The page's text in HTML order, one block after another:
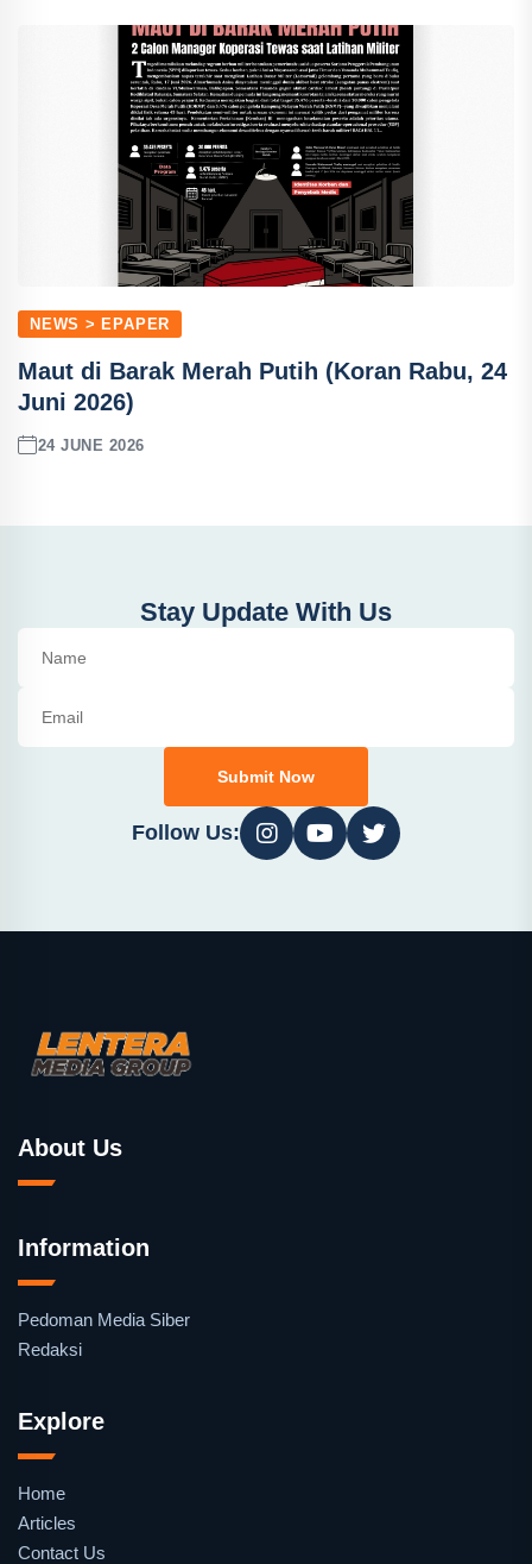
NEWS > EPAPER
Maut di Barak Merah Putih (Koran Rabu, 24
Juni 2026)
24 JUNE 2026
Stay Update With Us
Submit Now
Follow Us:
About Us
Information
Pedoman Media Siber
Redaksi
Explore
Home
Articles
Contact Us